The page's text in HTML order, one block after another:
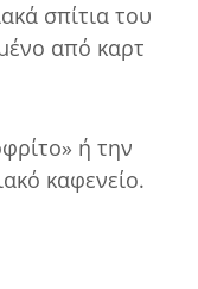
σπίτια του
από καρτ
ή την
καφενείο.